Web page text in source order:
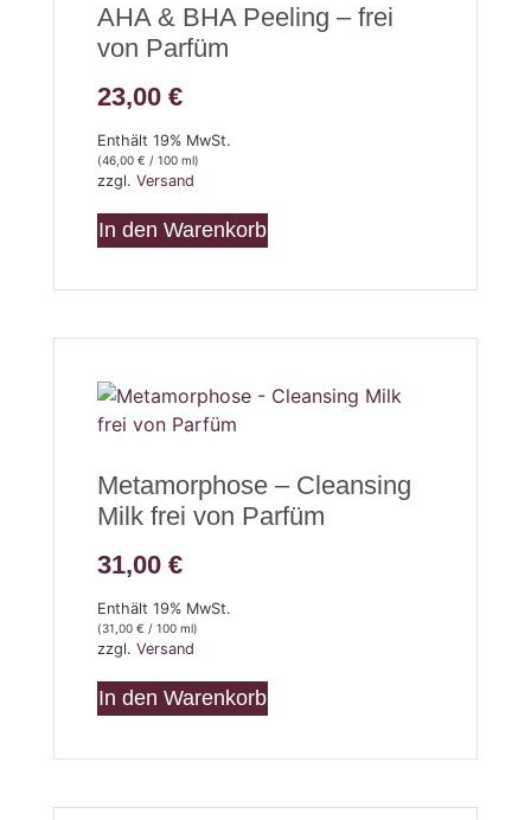
AHA & BHA Peeling – frei
von Parfüm
23,00 €
Enthält 19% MwSt.
(46,00 € / 100 ml)
zzgl. Versand
In den Warenkorb
Metamorphose – Cleansing
Milk frei von Parfüm
31,00 €
Enthält 19% MwSt.
(31,00 € / 100 ml)
zzgl. Versand
In den Warenkorb